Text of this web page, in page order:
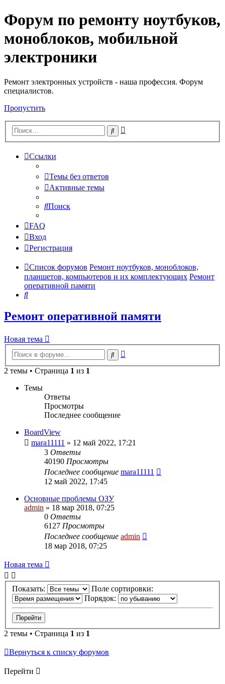
Регистрация
Форум по ремонту ноутбуков,
моноблоков, мобильной
электроники
Ремонт электронных устройств - наша профессия. Форум
специалистов.
Пропустить
Поиск
Ссылки
Темы без ответов
Активные темы
Поиск
FAQ
Вход
Регистрация
Список форумов Ремонт ноутбуков, моноблоков,
планшетов, компьютеров и их комплектующих Ремонт
оперативной памяти
Поиск
Ремонт оперативной памяти
Новая
тема
Новая тема
Поиск
2 темы • Страница 1 из 1
Темы
Ответы
Просмотры
Последнее сообщение
BoardView
mara11111 » 12 май 2022, 17:21
3 Ответы
40190 Просмотры
Последнее сообщение mara11111
12 май 2022, 17:45
Основные проблемы ОЗУ
admin » 18 мар 2018, 07:25
0 Ответы
6127 Просмотры
Последнее сообщение admin
18 мар 2018, 07:25
Новая
тема
Новая тема
Показать:
Поле сортировки:
Порядок:
2 темы • Страница 1 из 1
Вернуться к списку форумов
Перейти